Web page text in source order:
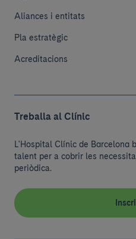
Aliances i entitats
Pla estratègic
Acreditacions
Treballa al Clínic
L'Hospital Clínic de Barcelona
talent per a cobrir les
periòdica.